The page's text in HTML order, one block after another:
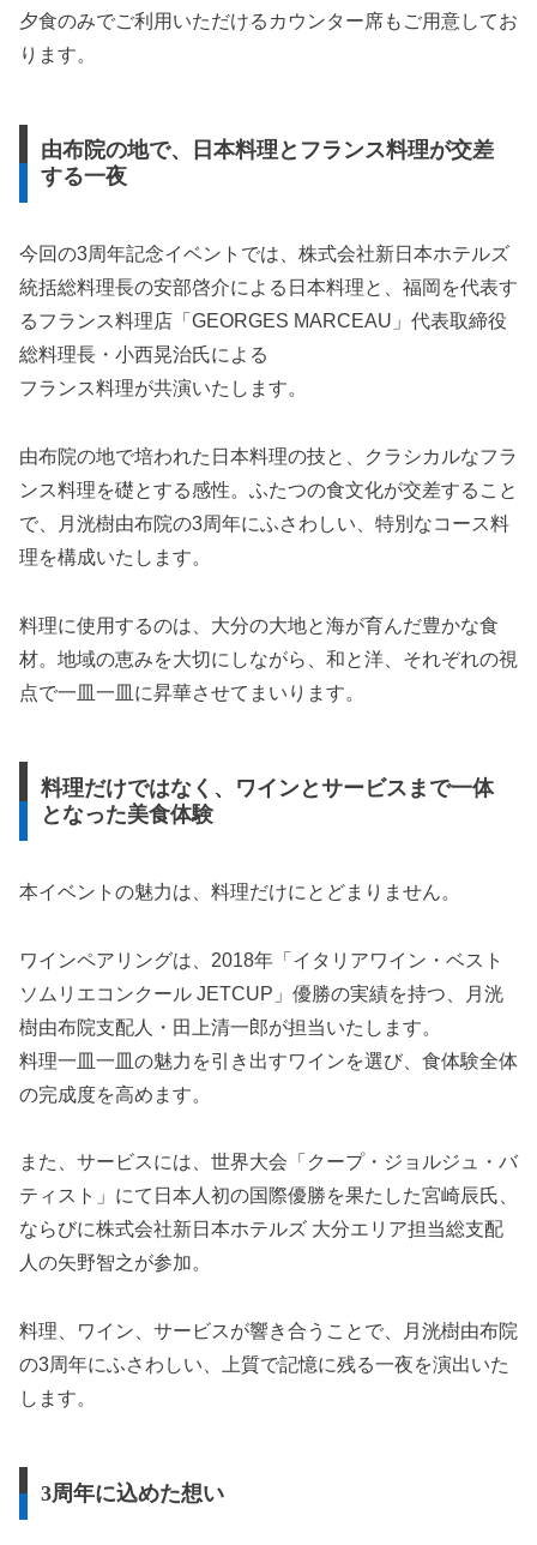
夕食のみでご利用いただけるカウンター席もご用意してお
ります。
由布院の地で、日本料理とフランス料理が交差
する一夜
今回の3周年記念イベントでは、株式会社新日本ホテルズ
統括総料理長の安部啓介による日本料理と、福岡を代表す
るフランス料理店「GEORGES MARCEAU」代表取締役
総料理長・小西晃治氏による
フランス料理が共演いたします。
由布院の地で培われた日本料理の技と、クラシカルなフラ
ンス料理を礎とする感性。ふたつの食文化が交差すること
で、月洸樹由布院の3周年にふさわしい、特別なコース料
理を構成いたします。
料理に使用するのは、大分の大地と海が育んだ豊かな食
材。地域の恵みを大切にしながら、和と洋、それぞれの視
点で一皿一皿に昇華させてまいります。
料理だけではなく、ワインとサービスまで一体
となった美食体験
本イベントの魅力は、料理だけにとどまりません。
ワインペアリングは、2018年「イタリアワイン・ベスト
ソムリエコンクール JETCUP」優勝の実績を持つ、月洸
樹由布院支配人・田上清一郎が担当いたします。
料理一皿一皿の魅力を引き出すワインを選び、食体験全体
の完成度を高めます。
また、サービスには、世界大会「クープ・ジョルジュ・バ
ティスト」にて日本人初の国際優勝を果たした宮崎辰氏、
ならびに株式会社新日本ホテルズ 大分エリア担当総支配
人の矢野智之が参加。
料理、ワイン、サービスが響き合うことで、月洸樹由布院
の3周年にふさわしい、上質で記憶に残る一夜を演出いた
します。
3周年に込めた想い